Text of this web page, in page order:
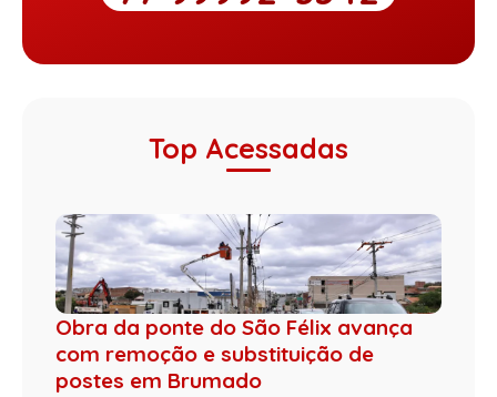
Top Acessadas
Obra da ponte do São Félix avança
com remoção e substituição de
postes em Brumado